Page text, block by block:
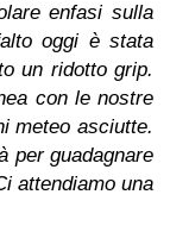
enfasi sulla
oggi è stata
un ridotto grip.
con le nostre
meteo asciutte.
per guadagnare
attendiamo una